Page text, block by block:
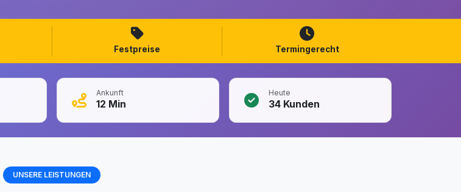
Festpreise Termingerecht
Ankunft
12 Min
Heute
34 Kunden
UNSERE LEISTUNGEN